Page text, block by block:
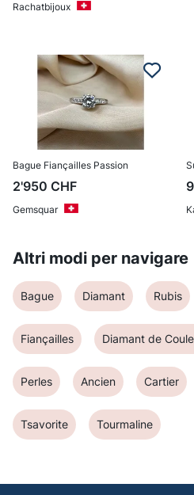
Rachatbijoux
Bague Fiançailles Passion
2'950 CHF
Gemsquar
Altri modi per navigare
Bague Diamant Rubis
Fiançailles Diamant de
Perles Ancien Cartier
Tsavorite Tourmaline